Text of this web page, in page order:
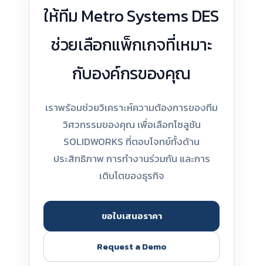
ให้ทีม Metro Systems DES
ช่วยเลือกแพ็กเกจที่เหมาะ
กับองค์กรของคุณ
เราพร้อมช่วยวิเคราะห์ความต้องการของทีม
วิศวกรรมของคุณ เพื่อเลือกโซลูชัน
SOLIDWORKS ที่ตอบโจทย์ทั้งด้าน
ประสิทธิภาพ การทำงานร่วมกัน และการ
เติบโตของธุรกิจ
ขอใบเสนอราคา
Request a Demo